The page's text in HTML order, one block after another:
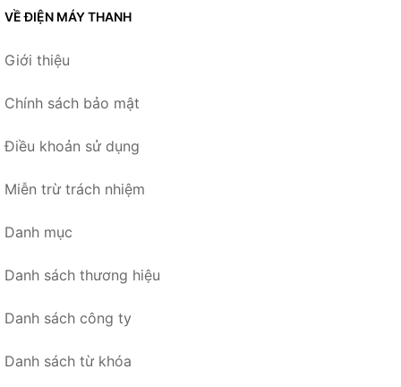
VỀ ĐIỆN MÁY THANH
Giới thiệu
Chính sách bảo mật
Điều khoản sử dụng
Miễn trừ trách nhiệm
Danh mục
Danh sách thương hiệu
Danh sách công ty
Danh sách từ khóa